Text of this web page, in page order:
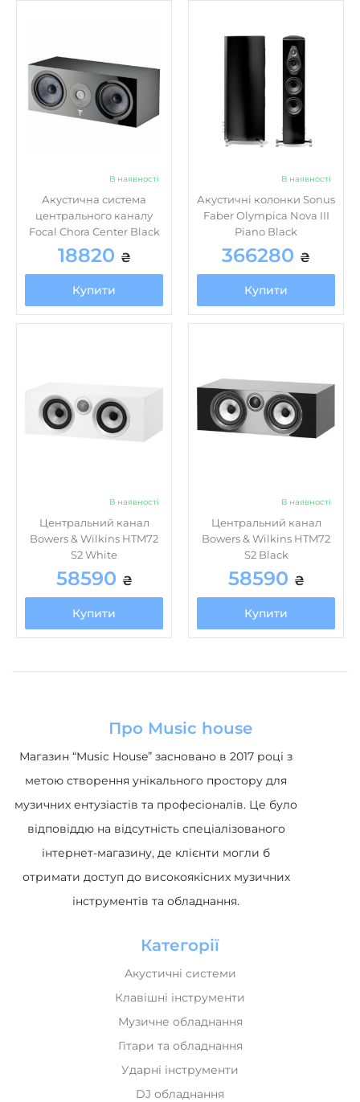
В наявності
Акустична система
центрального каналу
Focal Chora Center Black
18820 ₴
Купити
В наявності
Акустичні колонки Sonus
Faber Olympica Nova III
Piano Black
366280 ₴
Купити
В наявності
Центральний канал
Bowers & Wilkins HTM72
S2 White
58590 ₴
Купити
В наявності
Центральний канал
Bowers & Wilkins HTM72
S2 Black
58590 ₴
Купити
Про Music house
Магазин “Music House” засновано в 2017 році з
метою створення унікального простору для
музичних ентузіастів та професіоналів. Це було
відповіддю на відсутність спеціалізованого
інтернет-магазину, де клієнти могли б
отримати доступ до високоякісних музичних
інструментів та обладнання.
Категорії
Акустичні системи
Клавішні інструменти
Музичне обладнання
Гітари та обладнання
Ударні інструменти
DJ обладнання